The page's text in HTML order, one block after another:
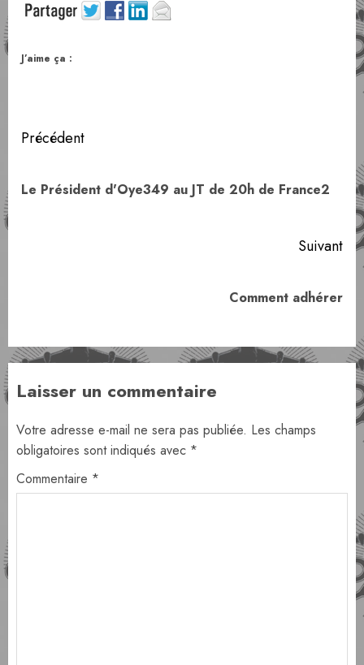
J’aime ça :
Navigation
Précédent
Le Président d'Oye349 au JT de 20h de France2
Suivant
Comment adhérer
Laisser un commentaire
Votre adresse e-mail ne sera pas publiée. Les champs
obligatoires sont indiqués avec *
Commentaire *